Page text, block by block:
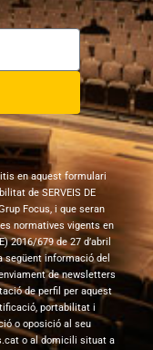
en aquest formulari
de SERVEIS DE
Focus, i que seran
normatives vigents en
2016/679 de 27 d’abril
següent informació del
de newsletters
de perfil per aquest
portabilitat i
o oposició al seu
o al domicili situat a